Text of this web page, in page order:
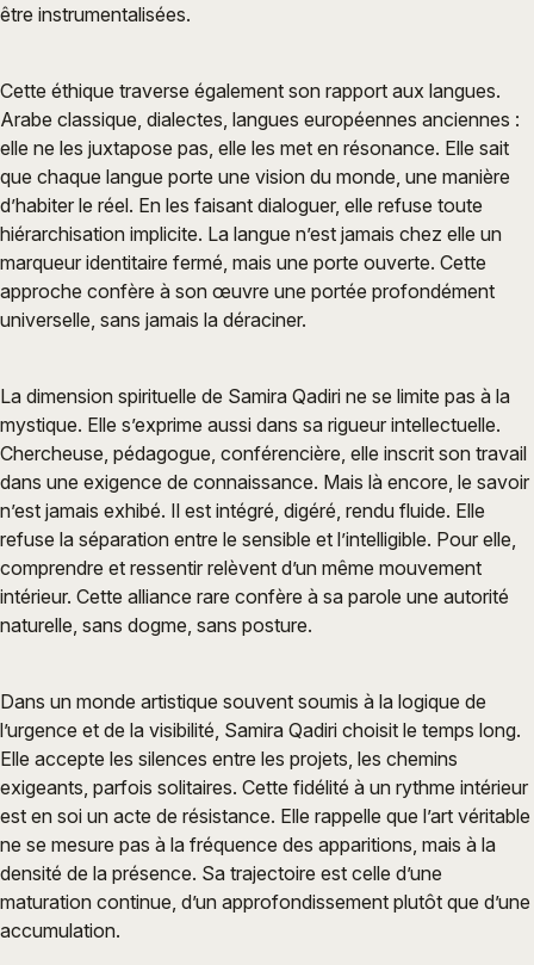
être instrumentalisées.
Cette éthique traverse également son rapport aux langues.
Arabe classique, dialectes, langues européennes anciennes :
elle ne les juxtapose pas, elle les met en résonance. Elle sait
que chaque langue porte une vision du monde, une manière
d’habiter le réel. En les faisant dialoguer, elle refuse toute
hiérarchisation implicite. La langue n’est jamais chez elle un
marqueur identitaire fermé, mais une porte ouverte. Cette
approche confère à son œuvre une portée profondément
universelle, sans jamais la déraciner.
La dimension spirituelle de Samira Qadiri ne se limite pas à la
mystique. Elle s’exprime aussi dans sa rigueur intellectuelle.
Chercheuse, pédagogue, conférencière, elle inscrit son travail
dans une exigence de connaissance. Mais là encore, le savoir
n’est jamais exhibé. Il est intégré, digéré, rendu fluide. Elle
refuse la séparation entre le sensible et l’intelligible. Pour elle,
comprendre et ressentir relèvent d’un même mouvement
intérieur. Cette alliance rare confère à sa parole une autorité
naturelle, sans dogme, sans posture.
Dans un monde artistique souvent soumis à la logique de
l’urgence et de la visibilité, Samira Qadiri choisit le temps long.
Elle accepte les silences entre les projets, les chemins
exigeants, parfois solitaires. Cette fidélité à un rythme intérieur
est en soi un acte de résistance. Elle rappelle que l’art véritable
ne se mesure pas à la fréquence des apparitions, mais à la
densité de la présence. Sa trajectoire est celle d’une
maturation continue, d’un approfondissement plutôt que d’une
accumulation.